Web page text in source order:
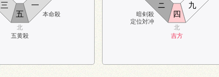
五黄殺
本命殺
北
五
一
三
暗剣殺
定位対冲
吉方
北
四
九
ニ